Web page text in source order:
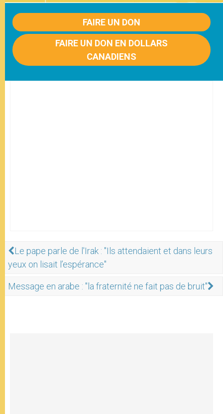
FAIRE UN DON
FAIRE UN DON EN DOLLARS
CANADIENS
Le pape parle de l'Irak : "Ils attendaient et dans leurs
yeux on lisait l’espérance"
Message en arabe : "la fraternité ne fait pas de bruit"